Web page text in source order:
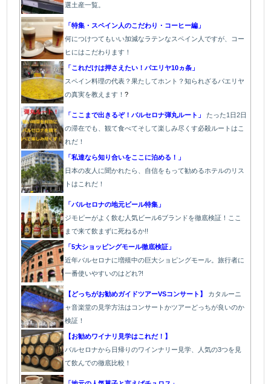
選土産一覧。
「特集・スペイン人のこだわり・コーヒー編」
何につけつてもいい加減なラテンなスペイン人ですが、コー
ヒにはこだわります ！
「これだけは押さえたい！パエリヤ10ヵ条」
スペイン料理の代表？果たしてホント？知られざるパエリヤ
の真実を教えます！?
「ここまで出きるぞ！バルセロナ弾丸ルート」 たった1 日2日
の滞在でも、観て食べてそして楽しみ尽くす必殺ルートはこ
れだ！
「私達なら知り合いをここに泊める！」
日本の友人に聞かれたら、自信をもって勧めるホテルのリス
トはこれだ！
「バルセロナの地元ビール特集」
ジモピーがよく飲む人気ビール6ブランドを徹底検証！ここ
まで来て飲まずに死ねるか!!
「5大ショッピングモール徹底検証」
近年バルセロナに増殖中の巨大ショピングモール。旅行者に
一番使いやすいのはどれ?!
【どっちがお勧めガイドツアーVSコンサート】 カタルーニ
ャ音楽堂の見学方法はコンサートかツアーどっちが良いのか
検証！
【お勧めワイナリ見学はこれだ！】
バルセロナから日帰りのワインナリー見学、人気の3つを見
て飲んでの徹底比較！